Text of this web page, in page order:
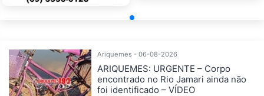
Ariquemes - 06-08-2026
ARIQUEMES: URGENTE – Corpo
encontrado no Rio Jamari ainda não
foi identificado – VÍDEO